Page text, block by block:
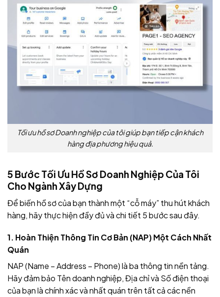
Tối ưu hồ sơ Doanh nghiệp của tôi giúp bạn tiếp cận khách
hàng địa phương hiệu quả.
5 Bước Tối Ưu Hồ Sơ Doanh Nghiệp Của Tôi
Cho Ngành Xây Dựng
Để biến hồ sơ của bạn thành một “cỗ máy” thu hút khách
hàng, hãy thực hiện đầy đủ và chi tiết 5 bước sau đây.
1. Hoàn Thiện Thông Tin Cơ Bản (NAP) Một Cách Nhất
Quán
NAP (Name – Address – Phone) là ba thông tin nền tảng.
Hãy đảm bảo Tên doanh nghiệp, Địa chỉ và Số điện thoại
của bạn là chính xác và nhất quán trên tất cả các nền